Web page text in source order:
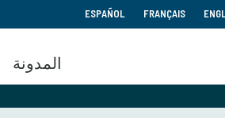
FRANÇAIS
ESPAÑOL
المدونة